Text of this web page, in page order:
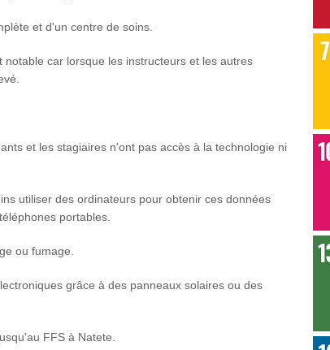
et d'un centre de soins.
car lorsque les instructeurs et les autres
et les stagiaires n'ont pas accès à la technologie ni
utiliser des ordinateurs pour obtenir ces données
portables.
ou fumage.
grâce à des panneaux solaires ou des
FFS à Natete.